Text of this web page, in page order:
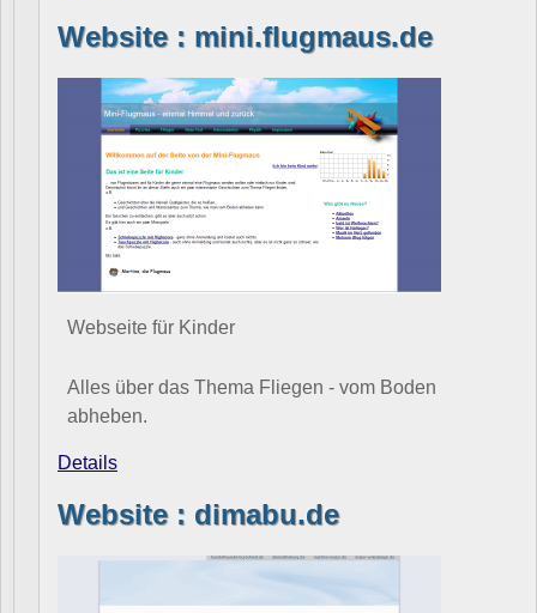
Website : mini.flugmaus.de
Webseite für Kinder
Alles über das Thema Fliegen - vom Boden
abheben.
Details
Website : dimabu.de